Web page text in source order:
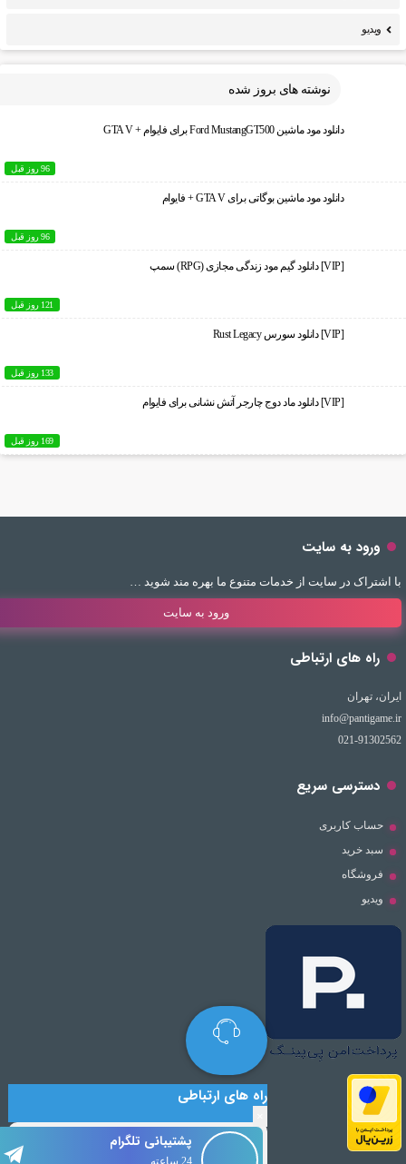
ویدیو
نوشته های بروز شده
دانلود مود ماشین Ford MustangGT500 برای فایوام + GTA V
96 روز قبل
دانلود مود ماشین بوگاتی برای GTA V + فایوام
96 روز قبل
[VIP] دانلود گیم مود زندگی مجازی (RPG) سمپ
121 روز قبل
[VIP] دانلود سورس Rust Legacy
133 روز قبل
[VIP] دانلود ماد دوج چارجر آتش نشانی برای فایوام
169 روز قبل
ورود به سایت
با اشتراک در سایت از خدمات متنوع ما بهره مند شوید …
ورود به سایت
راه های ارتباطی
ایران، تهران
info@pantigame.ir
021-91302562
دسترسی سریع
حساب کاربری
سبد خرید
فروشگاه
ویدیو
راه های ارتباطی
پشتیبانی تلگرام
24 ساعته